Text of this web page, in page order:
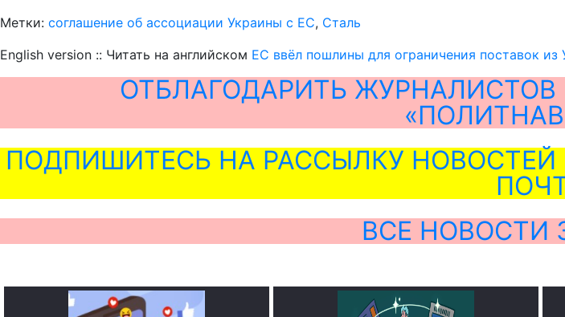
Метки: соглашение об ассоциации Украины с ЕС, Сталь
English version :: Читать на английском ЕС ввёл пошлины для ограничения поставок из
ОТБЛАГОДАРИТЬ
ПОДПИШИТЕСЬ НА РАССЫЛКУ
ВСЕ НОВОСТИ